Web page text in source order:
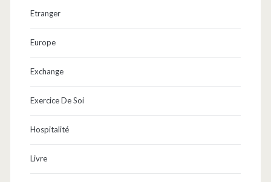
Etranger
Europe
Exchange
Exercice De Soi
Hospitalité
Livre